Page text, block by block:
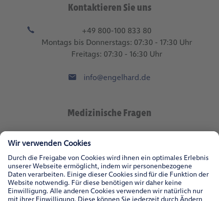
Kontaktieren Sie uns
+49 800-100 833 80
Montags bis Donnerstags: 07:30 - 17:30 Uhr
Freitags: 07:30 - 16:30 Uhr
info@engelhard.de
Medizinische Fragen